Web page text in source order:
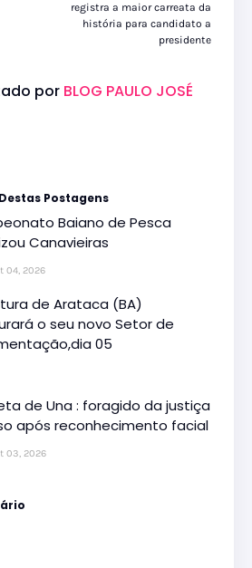
registra a maior carreata da
história para candidato a
presidente
por BLOG PAULO JOSÉ
Postagens
Baiano de Pesca
Canavieiras
04, 2026
de Arataca (BA)
o seu novo Setor de
05
de Una : foragido da justiça
após reconhecimento facial
03, 2026